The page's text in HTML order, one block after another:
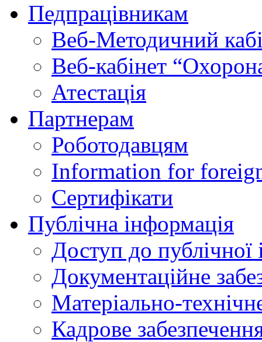
Педпрацівникам
Веб-Методичний
Веб-кабінет
Атестація
Партнерам
Роботодавцям
Information for
Сертифікати
Публічна інформація
Доступ до публічної
Документаційне
Матеріально-
Кадрове